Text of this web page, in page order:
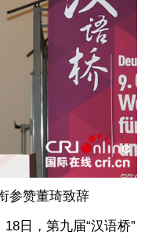
参赞董琦致辞
日，第九届“汉语桥”